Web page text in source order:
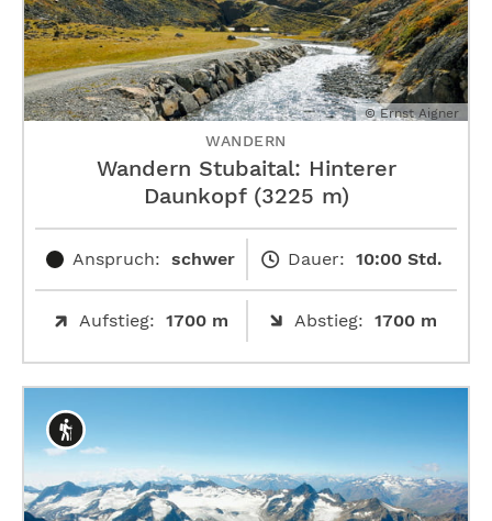
© Ernst Aigner
WANDERN
Wandern Stubaital: Hinterer
Daunkopf (3225 m)
Anspruch: schwer Dauer: 10:00 Std.
Aufstieg: 1700 m Abstieg: 1700 m